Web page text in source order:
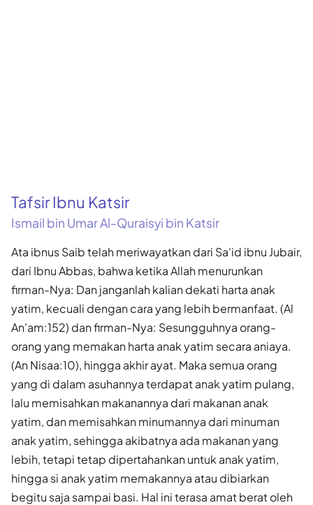
Tafsir Ibnu Katsir
Ismail bin Umar Al-Quraisyi bin Katsir
Ata ibnus Saib telah meriwayatkan dari Sa'id ibnu Jubair,
dari Ibnu Abbas, bahwa ketika Allah menurunkan
firman-Nya: Dan janganlah kalian dekati harta anak
yatim, kecuali dengan cara yang lebih bermanfaat. (Al
An'am:152) dan firman-Nya: Sesungguhnya orang-
orang yang memakan harta anak yatim secara aniaya.
(An Nisaa:10), hingga akhir ayat. Maka semua orang
yang di dalam asuhannya terdapat anak yatim pulang,
lalu memisahkan makanannya dari makanan anak
yatim, dan memisahkan minumannya dari minuman
anak yatim, sehingga akibatnya ada makanan yang
lebih, tetapi tetap dipertahankan untuk anak yatim,
hingga si anak yatim memakannya atau dibiarkan
begitu saja sampai basi. Hal ini terasa amat berat oleh